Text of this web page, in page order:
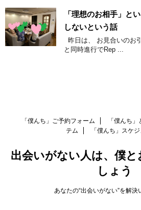
「理想のお相手」と
しないという話
昨日は、 お見合いのお
と同時進行でRep ...
「僕んち」ご予約フォーム 「僕んち」
テム
「僕んち」スケ
出会いがない人は、僕と
しょう
あなたの“出会いがない”を解決